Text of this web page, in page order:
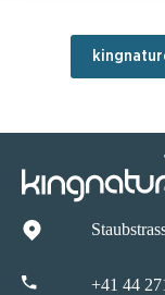
+41 44